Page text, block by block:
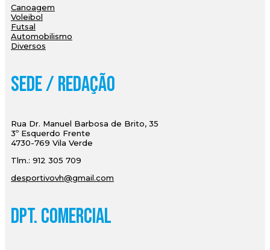
Canoagem
Voleibol
Futsal
Automobilismo
Diversos
Sede / Redação
Rua Dr. Manuel Barbosa de Brito, 35
3º Esquerdo Frente
4730-769 Vila Verde
Tlm.: 912 305 709
desportivovh@gmail.com
Dpt. Comercial